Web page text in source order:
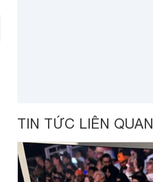
TIN TỨC LIÊN QUAN